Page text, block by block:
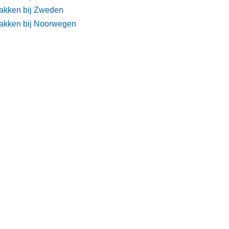
bij Zweden
bij Noorwegen